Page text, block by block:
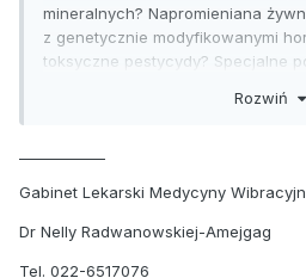
mineralnych? Napromieniana
z genetycznie modyfikowanymi
toksyczne pestycydy? Specjalne
Witajcie w świecie Kodeksu
pochodzenia roślinnego w
bazujących na tych składnikach
terapii żywieniem. Ale to
Rozwiń
Gabinet Lekarski Medycyny
Dr Nelly Radwanowskiej-Amejgag
Tel. 022-6517076